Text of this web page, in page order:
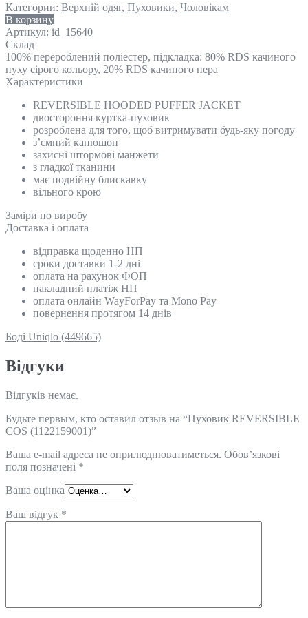
Категории: Верхній одяг, Пуховики, Чоловікам
В корзину
Артикул: id_15640
Склад
100% перероблений поліестер, підкладка: 80% RDS качиного
пуху сірого кольору, 20% RDS качиного пера
Характеристики
REVERSIBLE HOODED PUFFER JACKET
двостороння куртка-пуховик
розроблена для того, щоб витримувати будь-яку погоду
з’ємний капюшон
захисні штормові манжети
з гладкої тканини
має подвійну блискавку
вільного крою
Замiри по виробу
Доставка і оплата
відправка щоденно НП
сроки доставки 1-2 дні
оплата на рахунок ФОП
накладний платіж НП
оплата онлайн WayForPay та Mono Pay
повернення протягом 14 днів
Боді Uniqlo (449665)
Відгуки
Відгуків немає.
Будьте первым, кто оставил отзыв на “Пуховик REVERSIBLE
COS (1122159001)”
Ваша e-mail адреса не оприлюднюватиметься. Обов’язкові
поля позначені *
Ваша оцінка
Ваш відгук *